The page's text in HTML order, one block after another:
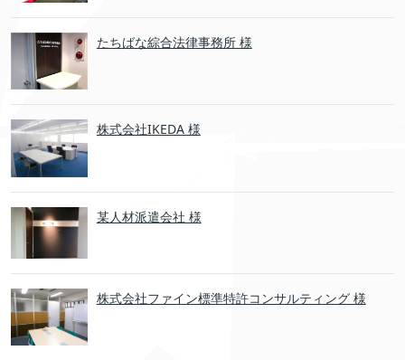
たちばな綜合法律事務所 様
株式会社IKEDA 様
某人材派遣会社 様
株式会社ファイン標準特許コンサルティング 様